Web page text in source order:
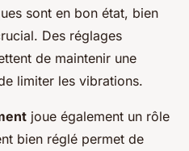
sont en bon état, bien
Des réglages
de maintenir une
limiter les vibrations.
joue également un rôle
bien réglé permet de